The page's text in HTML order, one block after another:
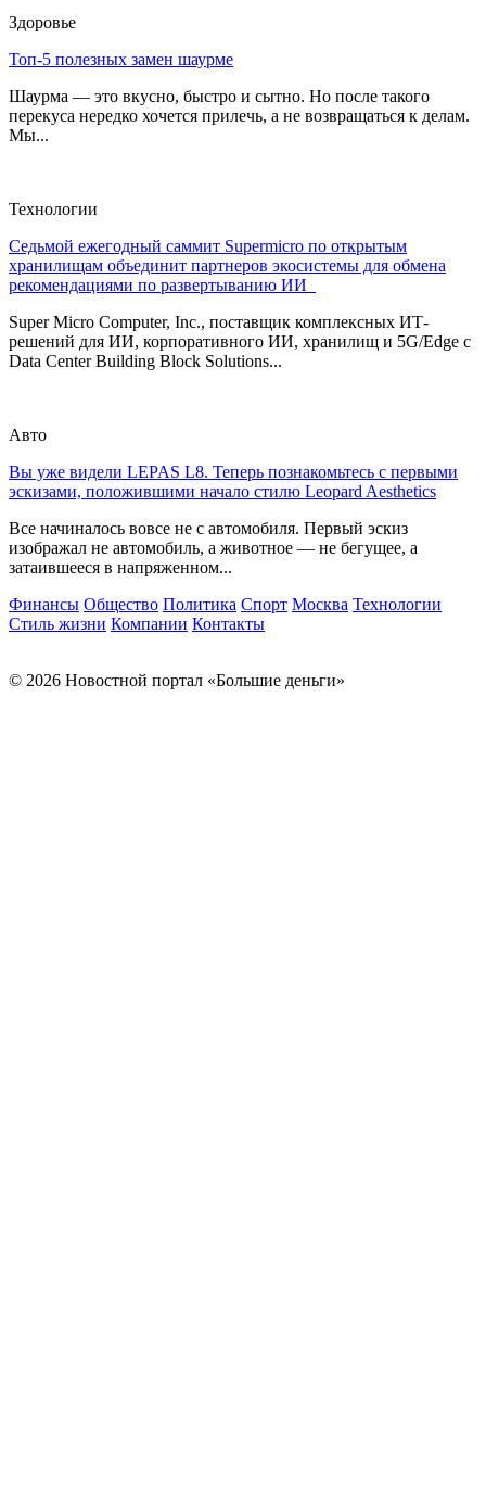
Здоровье
Топ-5 полезных замен шаурме
Шаурма — это вкусно, быстро и сытно. Но после такого
перекуса нередко хочется прилечь, а не возвращаться к делам.
Мы...
Технологии
Седьмой ежегодный саммит Supermicro по открытым
хранилищам объединит партнеров экосистемы для обмена
рекомендациями по развертыванию ИИ
Super Micro Computer, Inc., поставщик комплексных ИТ-
решений для ИИ, корпоративного ИИ, хранилищ и 5G/Edge с
Data Center Building Block Solutions...
Авто
Вы уже видели LEPAS L8. Теперь познакомьтесь с первыми
эскизами, положившими начало стилю Leopard Aesthetics
Все начиналось вовсе не с автомобиля. Первый эскиз
изображал не автомобиль, а животное — не бегущее, а
затаившееся в напряженном...
Финансы Общество Политика Спорт Москва Технологии
Стиль жизни Компании Контакты
© 2026 Новостной портал «Большие деньги»